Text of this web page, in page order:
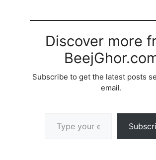
Discover more
Subscribe to get the latest posts
email.